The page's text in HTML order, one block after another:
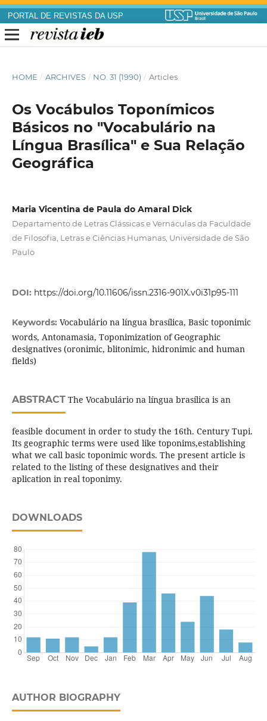
PORTAL DE REVISTAS DA USP
HOME / ARCHIVES / NO. 31 (1990) / Articles
Os Vocábulos Toponímicos
Básicos no "Vocabulário na
Língua Brasílica" e Sua Relação
Geográfica
Maria Vicentina de Paula do Amaral Dick
Departamento de Letras Clássicas e Vernáculas da Faculdade
de Filosofia, Letras e Ciências Humanas, Universidade de São
Paulo
DOI: https://doi.org/10.11606/issn.2316-901X.v0i31p95-111
Keywords: Vocabulário na língua brasílica, Basic toponimic
words, Antonamasia, Toponimization of Geographic
designatives (oronimic, blitonimic, hidronimic and human
fields)
ABSTRACTThe Vocabulário na língua brasílica is an
feasible document in order to study the 16th. Century Tupi.
Its geographic terms were used like toponims,establishing
what we call basic toponimic words. The present article is
related to the listing of these designatives and their
aplication in real toponimy.
DOWNLOADS
AUTHOR BIOGRAPHY